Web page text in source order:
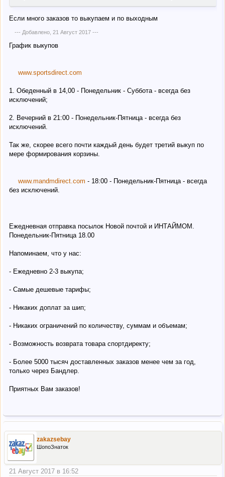
- Самые дешевые тарифы;
- Возможность возврата товара спортдиректу;
- Более 5000 тысяч доставленных заказов менее чем за год,
только через Бандлер.
Приятных Вам заказов!
Если много заказов то выкупаем и по выходным
--- Добавлено, 21 Август 2017---
График выкупов
www.sportsdirect.com
1. Обеденный в 14,00 - Понедельник - Суббота - всегда без
исключений;
2. Вечерний в 21:00 - Понедельник-Пятница - всегда без
исключений.
Так же, скорее всего почти каждый день будет третий выкуп по
мере формирования корзины.
www.mandmdirect.com - 18:00 - Понедельник-Пятница - всегда
без исключений.
Ежедневная отправка посылок Новой почтой и ИНТАЙМОМ.
Понедельник-Пятница 18.00
Напоминаем, что у нас:
- Ежедневно 2-3 выкупа;
- Самые дешевые тарифы;
- Никаких доплат за шип;
- Никаких ограничений по количеству, суммам и объемам;
- Возможность возврата товара спортдиректу;
- Более 5000 тысяч доставленных заказов менее чем за год,
только через Бандлер.
Приятных Вам заказов!
zakazsebay
ШопоЗнаток
21 Август 2017 в 16:52